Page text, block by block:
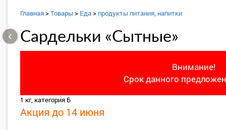
Главная>Товары > Еда> продукты питания, напитки
Сардельки «Сытные»
Внимание!
Срок данного
1 кг, категория Б
Акция до 14 июня
‹